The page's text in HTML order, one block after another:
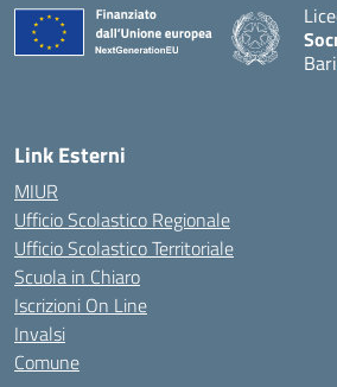
Bari
Link Esterni
MIUR
Ufficio Scolastico Regionale
Ufficio Scolastico Territoriale
Scuola in Chiaro
Iscrizioni On Line
Invalsi
Comune